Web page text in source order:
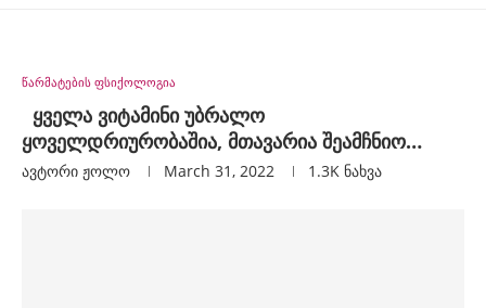
წარმატების ფსიქოლოგია
ყველა ვიტამინი უბრალო
ყოველდრიურობაშია, მთავარია შეამჩნიო…
ავტორი Ჟოლო March 31, 2022 1.3K ნახვა